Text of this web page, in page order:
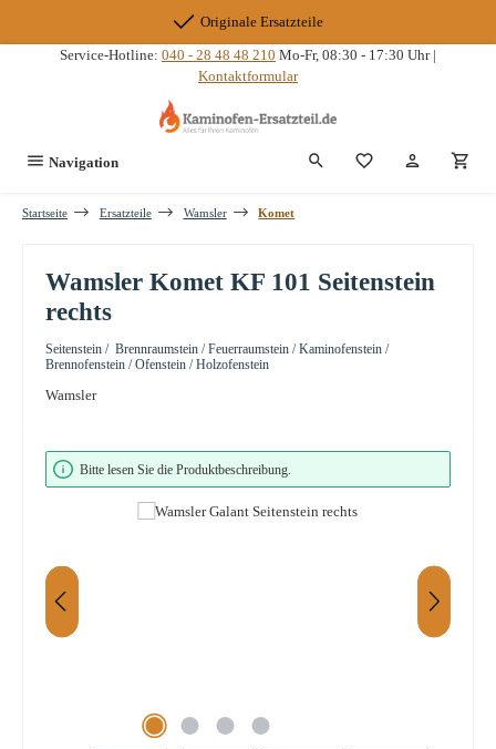
Originale Ersatzteile
Service-Hotline: 040 - 28 48 48 210 Mo-Fr, 08:30 - 17:30 Uhr |
Kontaktformular
Navigation Du hast 0
Startseite Ersatzteile Wamsler Komet
Wamsler Komet KF 101 Seitenstein
rechts
Seitenstein / Brennraumstein / Feuerraumstein / Kaminofenstein /
Brennofenstein / Ofenstein / Holzofenstein
Wamsler
Bildergalerie überspringen
Bitte lesen Sie die Produktbeschreibung.